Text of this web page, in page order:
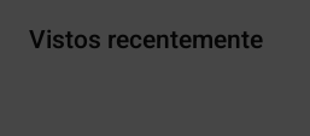
Vistos recentemente